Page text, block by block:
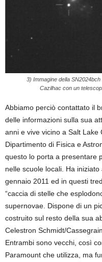
3) Immagine della
Cazilhac con un
Abbiamo perciò contattato il
delle informazioni sulla sua
anni e vive vicino a Salt Lake
Dipartimento di Fisica e
questo lo porta a presentare
nelle scuole locali. Ha
gennaio 2011 ed in questi
“caccia di stelle che
supernovae. Dispone di un
costruito sul resto della sua
Celestron Schmidt/
Entrambi sono vecchi, così
Paramount che utilizza, ma